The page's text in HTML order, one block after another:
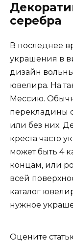
серебра
В последнее
украшения в
дизайн
ювелира. На
Мессию.
перекладины
или без них.
креста часто
может быть 4
концам, или
всей
каталог
нужное
Оцените